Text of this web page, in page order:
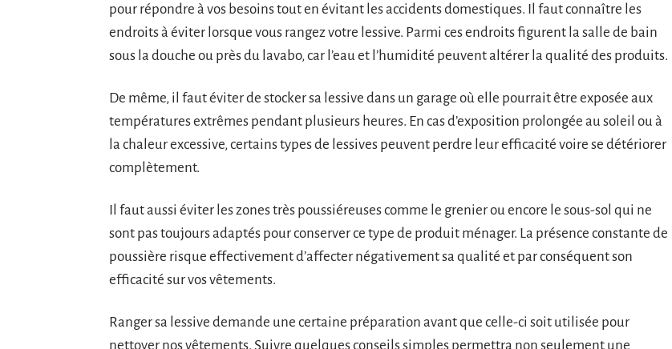
pour répondre à vos besoins tout en évitant les accidents domestiques. Il faut connaître les
endroits à éviter lorsque vous rangez votre lessive. Parmi ces endroits figurent la salle de bain
sous la douche ou près du lavabo, car l’eau et l’humidité peuvent altérer la qualité des produits.
De même, il faut éviter de stocker sa lessive dans un garage où elle pourrait être exposée aux
températures extrêmes pendant plusieurs heures. En cas d’exposition prolongée au soleil ou à
la chaleur excessive, certains types de lessives peuvent perdre leur efficacité voire se détériorer
complètement.
Il faut aussi éviter les zones très poussiéreuses comme le grenier ou encore le sous-sol qui ne
sont pas toujours adaptés pour conserver ce type de produit ménager. La présence constante de
poussière risque effectivement d’affecter négativement sa qualité et par conséquent son
efficacité sur vos vêtements.
Ranger sa lessive demande une certaine préparation avant que celle-ci soit utilisée pour
nettoyer nos vêtements. Suivre quelques conseils simples permettra non seulement une